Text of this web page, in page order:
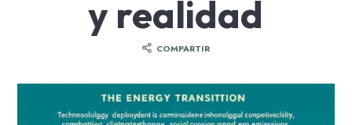
y realidad
COMPARTIR